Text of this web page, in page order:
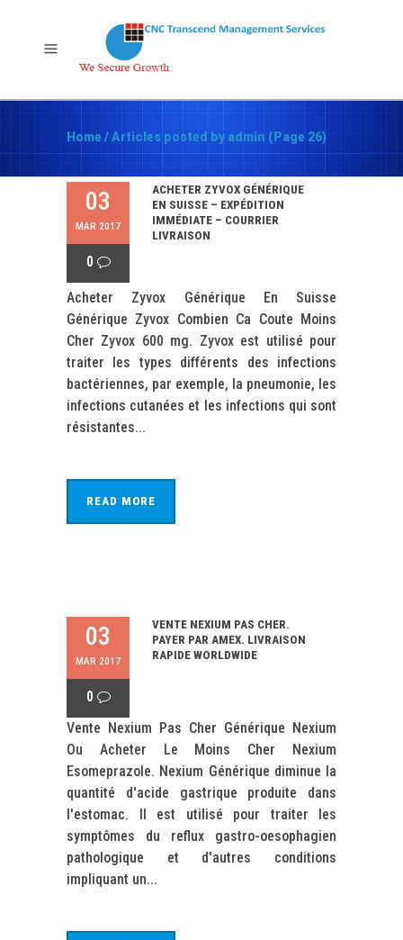
Home/Articles posted by admin (Page 26)
03
MAR 2017
0
ACHETER ZYVOX GÉNÉRIQUE
EN SUISSE – EXPÉDITION
IMMÉDIATE – COURRIER
LIVRAISON
Acheter Zyvox Générique En Suisse
Générique Zyvox Combien Ca Coute Moins
Cher Zyvox 600 mg. Zyvox est utilisé pour
traiter les types différents des infections
bactériennes, par exemple, la pneumonie, les
infections cutanées et les infections qui sont
résistantes...
READ MORE
03
MAR 2017
0
VENTE NEXIUM PAS CHER.
PAYER PAR AMEX. LIVRAISON
RAPIDE WORLDWIDE
Vente Nexium Pas Cher Générique Nexium
Ou Acheter Le Moins Cher Nexium
Esomeprazole. Nexium Générique diminue la
quantité d'acide gastrique produite dans
l'estomac. Il est utilisé pour traiter les
symptômes du reflux gastro-oesophagien
pathologique et d'autres conditions
impliquant un...